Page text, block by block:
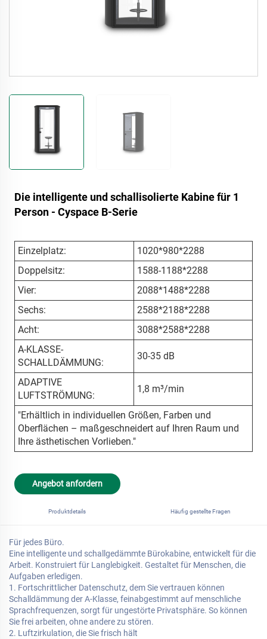
Die intelligente und schallisolierte Kabine für 1
Person - Cyspace B-Serie
Einzelplatz:
1020*980*2288
Doppelsitz:
1588-1188*2288
Vier:
2088*1488*2288
Sechs:
2588*2188*2288
Acht:
3088*2588*2288
A-KLASSE-
SCHALLDÄMMUNG:
30-35 dB
ADAPTIVE
LUFTSTRÖMUNG:
1,8 m³/min
"Erhältlich in individuellen Größen, Farben und
Oberflächen – maßgeschneidert auf Ihren Raum und
Ihre ästhetischen Vorlieben."
Angebot anfordern
Produktdetails Häufig gestellte Fragen
Für jedes Büro.
Eine intelligente und schallgedämmte Bürokabine, entwickelt für die
Arbeit. Konstruiert für Langlebigkeit. Gestaltet für Menschen, die
Aufgaben erledigen.
1. Fortschrittlicher Datenschutz, dem Sie vertrauen können
Schalldämmung der A-Klasse, feinabgestimmt auf menschliche
Sprachfrequenzen, sorgt für ungestörte Privatsphäre. So können
Sie frei arbeiten, ohne andere zu stören.
2. Luftzirkulation, die Sie frisch hält